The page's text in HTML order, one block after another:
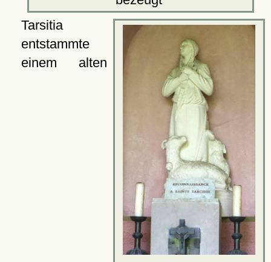
Tarsitia
entstammte
einem alten